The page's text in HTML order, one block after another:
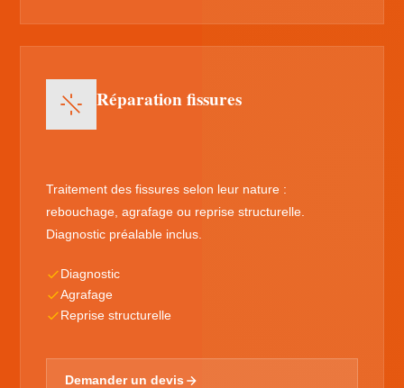
Réparation fissures
Traitement des fissures selon leur nature :
rebouchage, agrafage ou reprise structurelle.
Diagnostic préalable inclus.
Diagnostic
Agrafage
Reprise structurelle
Demander un devis